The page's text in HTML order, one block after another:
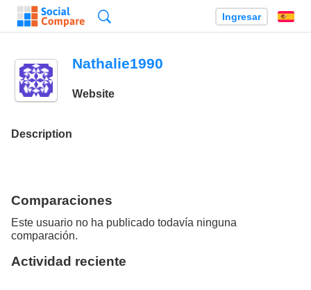
Ingresar
Nathalie1990
Website
Description
Comparaciones
Este usuario no ha publicado todavía ninguna
comparación.
Actividad reciente